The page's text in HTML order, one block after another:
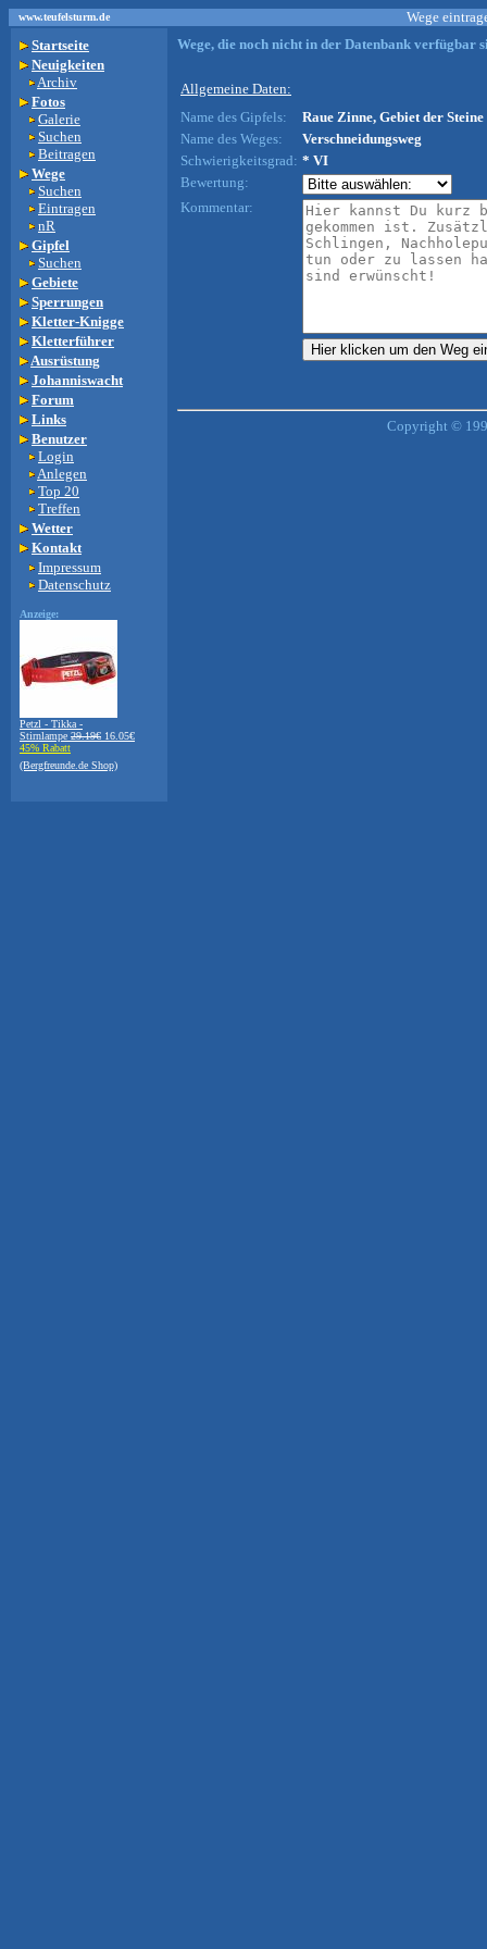
www.teufelsturm.de
Wege
Startseite
Neuigkeiten
Archiv
Fotos
Galerie
Suchen
Beitragen
Wege
Suchen
Eintragen
nR
Gipfel
Suchen
Gebiete
Sperrungen
Kletter-Knigge
Kletterführer
Ausrüstung
Johanniswacht
Forum
Links
Benutzer
Login
Anlegen
Top 20
Treffen
Wetter
Kontakt
Impressum
Datenschutz
Anzeige:
Petzl - Tikka -
Stirnlampe 29.19€ 16.05€
45% Rabatt
(Bergfreunde.de Shop)
Wege, die noch nicht in der Datenbank verfügbar
Allgemeine Daten:
Name des Gipfels:
Raue Zinne, Gebiet der Steine
Name des Weges:
Verschneidungsweg
Schwierigkeitsgrad: * VI
Bewertung:
Kommentar:
Copyright ©